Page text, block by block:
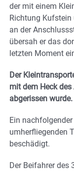
der mit einem
Richtung
an der
übersah er das
letzten Moment
Der
mit dem Heck
abgerissen wurde.
Ein
umherfliegenden
beschädigt.
Der Beifahrer des